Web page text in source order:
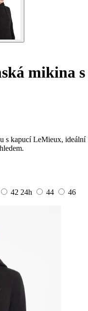
mikina s
s kapucí LeMieux, ideální
42 24h 44
46